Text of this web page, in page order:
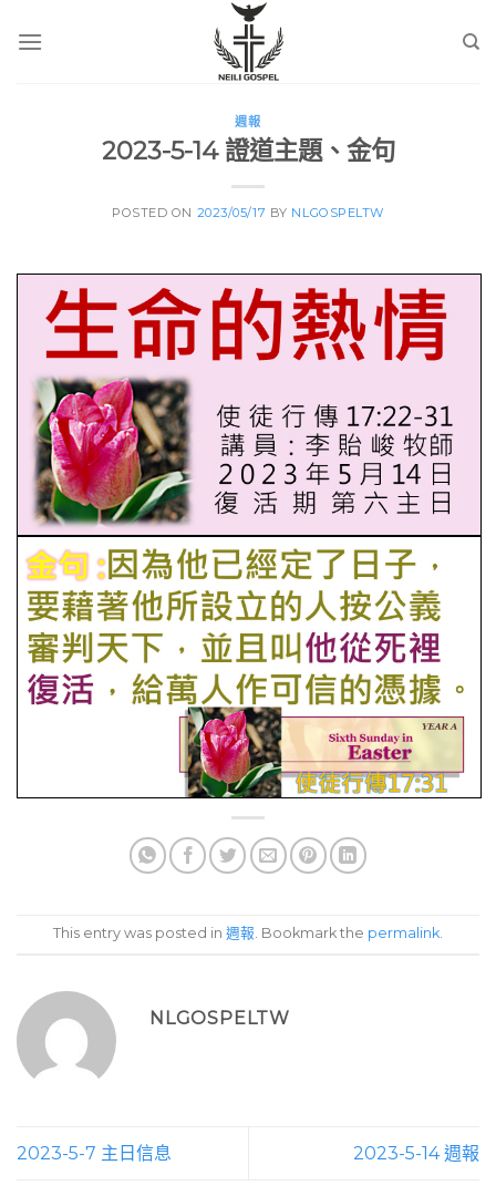
週報
2023-5-14 證道主題、金句
POSTED ON 2023/05/17 BY NLGOSPELTW
This entry was posted in 週報. Bookmark the permalink.
NLGOSPELTW
2023-5-7 主日信息 2023-5-14 週報